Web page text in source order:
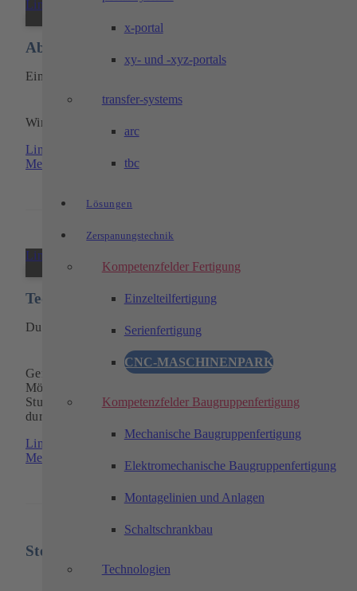
x-portal
xy- und -xyz-portals
transfer-systems
arc
tbc
Lösungen
Zerspanungstechnik
Kompetenzfelder Fertigung
Einzelteilfertigung
Serienfertigung
CNC-MASCHINENPARK
Kompetenzfelder Baugruppenfertigung
Mechanische Baugruppenfertigung
Elektromechanische Baugruppenfertigung
Montagelinien und Anlagen
Schaltschrankbau
Technologien
Link zu: Abschlussarbeiten
Abschlussarbeiten
Ein guter Abschluss ist ein guter Anfang.
Wir bieten Bachelor- oder Masterarbeiten an.
Link zu: Abschlussarbeiten
Mehr erfahren
Link zu: Technikerarbeiten
Technikerarbeiten
Du möchtest Dein erlerntes Wissen in die Praxis umsetzen!
Gern geben wir Dir als angehende/r Absolvent/in die
Möglichkeit, Deine Technikerarbeit im Rahmen Deines
Studiums oder Deiner Weiterbildung in unserem
durchzuführen.
Link zu: Technikerarbeiten
Mehr erfahren
Stellenangebote für Studierende